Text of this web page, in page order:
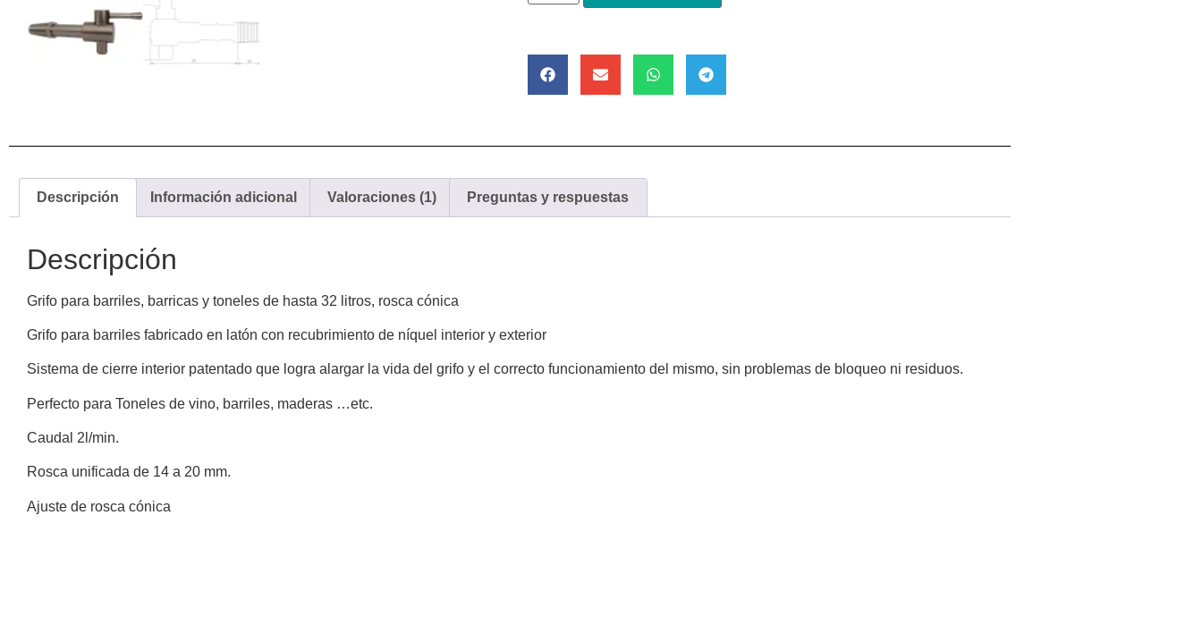
Descripción Información adicional Valoraciones (1) Preguntas y respuestas
Descripción
Grifo para barriles, barricas y toneles de hasta 32 litros, rosca cónica
Grifo para barriles fabricado en latón con recubrimiento de níquel interior y exterior
Sistema de cierre interior patentado que logra alargar la vida del grifo y el correcto funcionamiento del mismo, sin problemas de bloqueo ni residuos.
Perfecto para Toneles de vino, barriles, maderas …etc.
Caudal 2l/min.
Rosca unificada de 14 a 20 mm.
Ajuste de rosca cónica